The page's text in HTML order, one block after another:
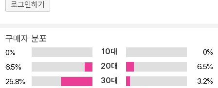
년 동안 사람들의 관심에서 점점 사라져간 연쇄살인 사건을 알게 되
안 범죄 기자로서 그림 슬리퍼의 수사 과정을 추적해온 크리스틴은
수사관 인터뷰, 유일하게 살아남은 피해자 탐방 기사 및 대중에게 공
개되지 않은 정보를 모아 <그림 슬리퍼: 사우스 센트럴에서 사라진
여인들>에 담아냈다. 이 책은 정의로 가는 길고 험난한 길을 생생하
로그인하기
구매자 분포
0% 10대
0%
6.5%
20대
6.5%
25.8%
30대
3.2%